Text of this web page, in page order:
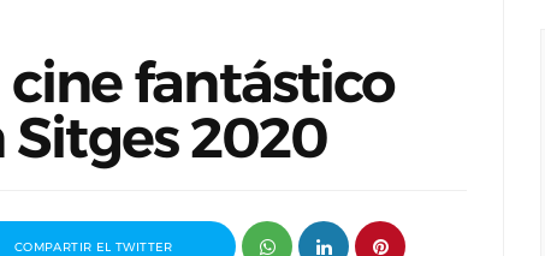
cine fantástico
Sitges 2020
COMPARTIR EL TWITTER